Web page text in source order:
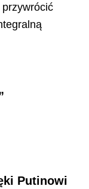
przywrócić
Putinowi